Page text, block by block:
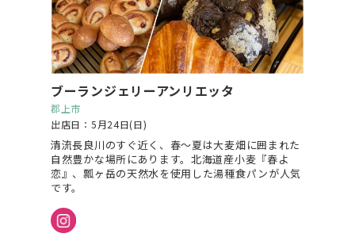
ブーランジェリーアンリエッタ
郡上市
出店日：5月24日(日)
清流長良川のすぐ近く、春～夏は大麦畑に囲まれた
自然豊かな場所にあります。北海道産小麦『春よ
恋』、瓢ヶ岳の天然水を使用した湯種食パンが人気
です。